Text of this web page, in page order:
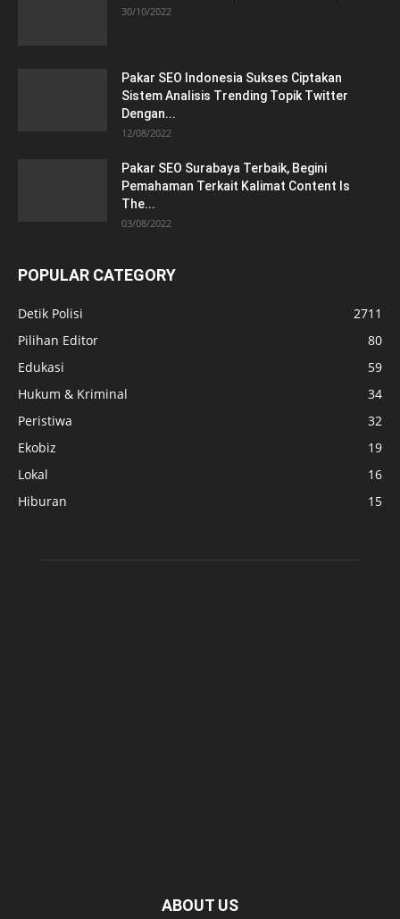
30/10/2022
Pakar SEO Indonesia Sukses Ciptakan
Sistem Analisis Trending Topik Twitter
Dengan...
12/08/2022
Pakar SEO Surabaya Terbaik, Begini
Pemahaman Terkait Kalimat Content Is
The...
03/08/2022
POPULAR CATEGORY
Detik Polisi
2711
Pilihan Editor
80
Edukasi
59
Hukum & Kriminal
34
Peristiwa
32
Ekobiz
19
Lokal
16
Hiburan
15
ABOUT US